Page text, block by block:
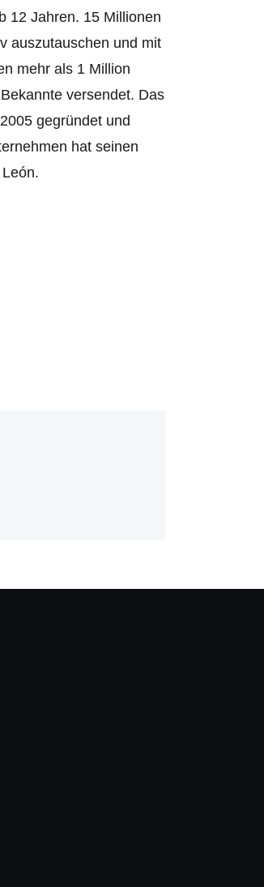
12 Jahren. 15 Millionen
auszutauschen und mit
mehr als 1 Million
versendet. Das
gegründet und
hat seinen